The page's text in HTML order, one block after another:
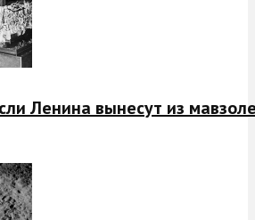
Ленина вынесут из